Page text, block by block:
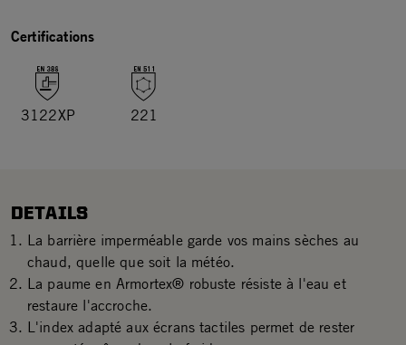
Certifications
3122XP 221
DETAILS
La barrière imperméable garde vos mains sèches au
chaud, quelle que soit la météo.
La paume en Armortex® robuste résiste à l'eau et
restaure l'accroche.
L'index adapté aux écrans tactiles permet de rester